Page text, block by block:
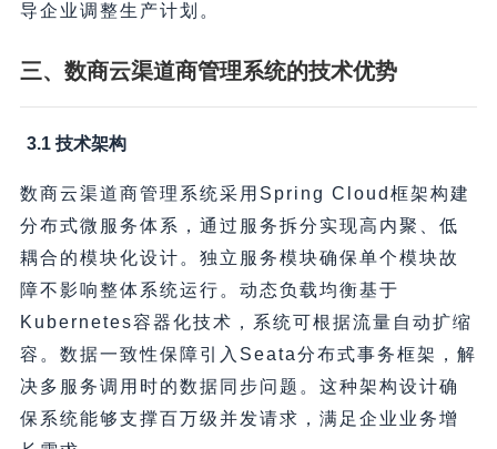
导企业调整生产计划。
三、数商云渠道商管理系统的技术优势
3.1 技术架构
数商云渠道商管理系统采用Spring Cloud框架构建
分布式微服务体系，通过服务拆分实现高内聚、低
耦合的模块化设计。独立服务模块确保单个模块故
障不影响整体系统运行。动态负载均衡基于
Kubernetes容器化技术，系统可根据流量自动扩缩
容。数据一致性保障引入Seata分布式事务框架，解
决多服务调用时的数据同步问题。这种架构设计确
保系统能够支撑百万级并发请求，满足企业业务增